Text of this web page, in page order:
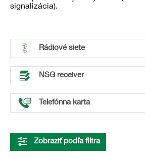
signalizácia).
Rádiové siete
NSG receiver
Telefónna karta
Zobraziť podľa filtra